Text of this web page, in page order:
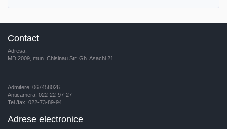
Contact
Adresa:
MD 2009, mun. Chisinau Str. Gh. Asachi 21
Admitere: 067458026
Anticamera: 022-22-97-27
Tel./fax: 022-73-89-94
Adrese electronice